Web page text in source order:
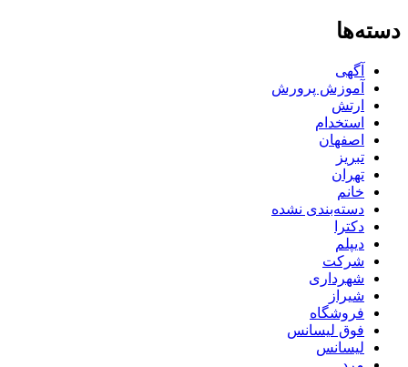
دسته‌ها
آگهی
آموزش پرورش
ارتش
استخدام
اصفهان
تبریز
تهران
خانم
دسته‌بندی نشده
دکترا
دیپلم
شرکت
شهرداری
شیراز
فروشگاه
فوق لیسانس
لیسانس